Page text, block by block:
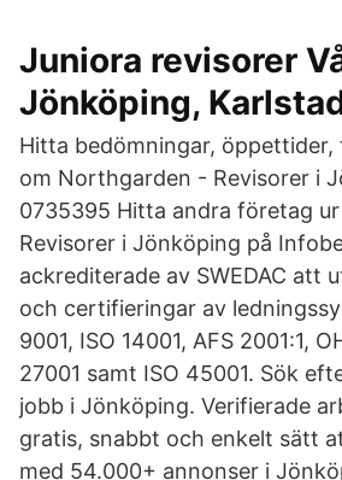
Juniora revisorer
Jönköping,
Hitta bedömningar,
om Northgarden - Revisorer i
0735395 Hitta andra företag
Revisorer i Jönköping på
ackrediterade av SWEDAC att
och certifieringar av
9001, ISO 14001, AFS 2001:1,
27001 samt ISO 45001. Sök
jobb i Jönköping. Verifierade
gratis, snabbt och enkelt sätt
med 54.000+ annonser i